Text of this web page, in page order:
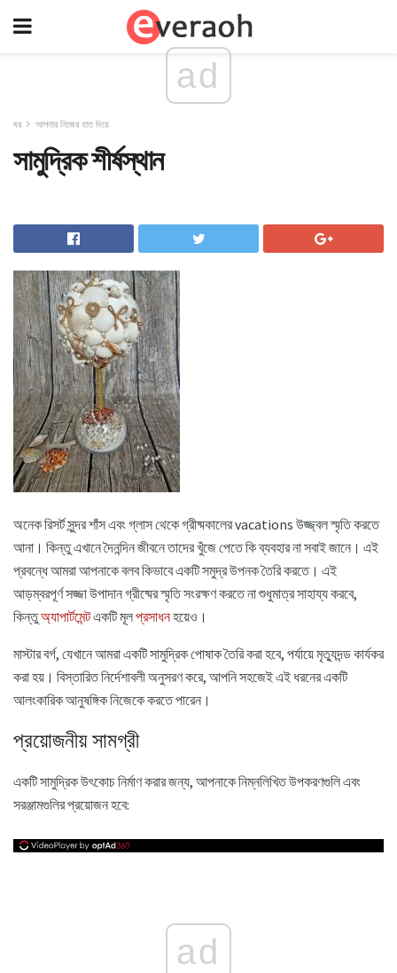
ad
ঘর আপনার নিজের হাত দিয়ে
সামুদ্রিক শীর্ষস্থান
অনেক রিসর্ট সুন্দর শাঁস এবং গ্লাস থেকে গ্রীষ্মকালের vacations উজ্জ্বল স্মৃতি করতে
আনা। কিন্তু এখানে দৈনন্দিন জীবনে তাদের খুঁজে পেতে কি ব্যবহার না সবাই জানে। এই
প্রবন্ধে আমরা আপনাকে বলব কিভাবে একটি সমুদ্র উপনক তৈরি করতে। এই
আড়ম্বরপূর্ণ সজ্জা উপাদান গ্রীষ্মের স্মৃতি সংরক্ষণ করতে না শুধুমাত্র সাহায্য করবে,
কিন্তুঅ্যাপার্টমেন্টএকটি মূলপ্রসাধনহয়েও।
মাস্টার বর্গ, যেখানে আমরা একটি সামুদ্রিক পোষাক তৈরি করা হবে, পর্যায়ে মৃত্যুদন্ড কার্যকর
করা হয়। বিস্তারিত নির্দেশাবলী অনুসরণ করে, আপনি সহজেই এই ধরনের একটি
আলংকারিক আনুষঙ্গিক নিজেকে করতে পারেন।
প্রয়োজনীয় সামগ্রী
একটি সামুদ্রিক উৎকোচ নির্মাণ করার জন্য, আপনাকে নিম্নলিখিত উপকরণগুলি এবং
সরঞ্জামগুলির প্রয়োজন হবে:
ad